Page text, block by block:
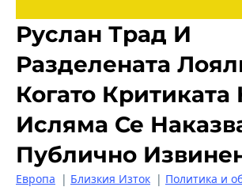
Руслан Трад И
Разделената
Когато Критиката
Исляма Се
Публично
Европа | Близкия Изток | Политика и